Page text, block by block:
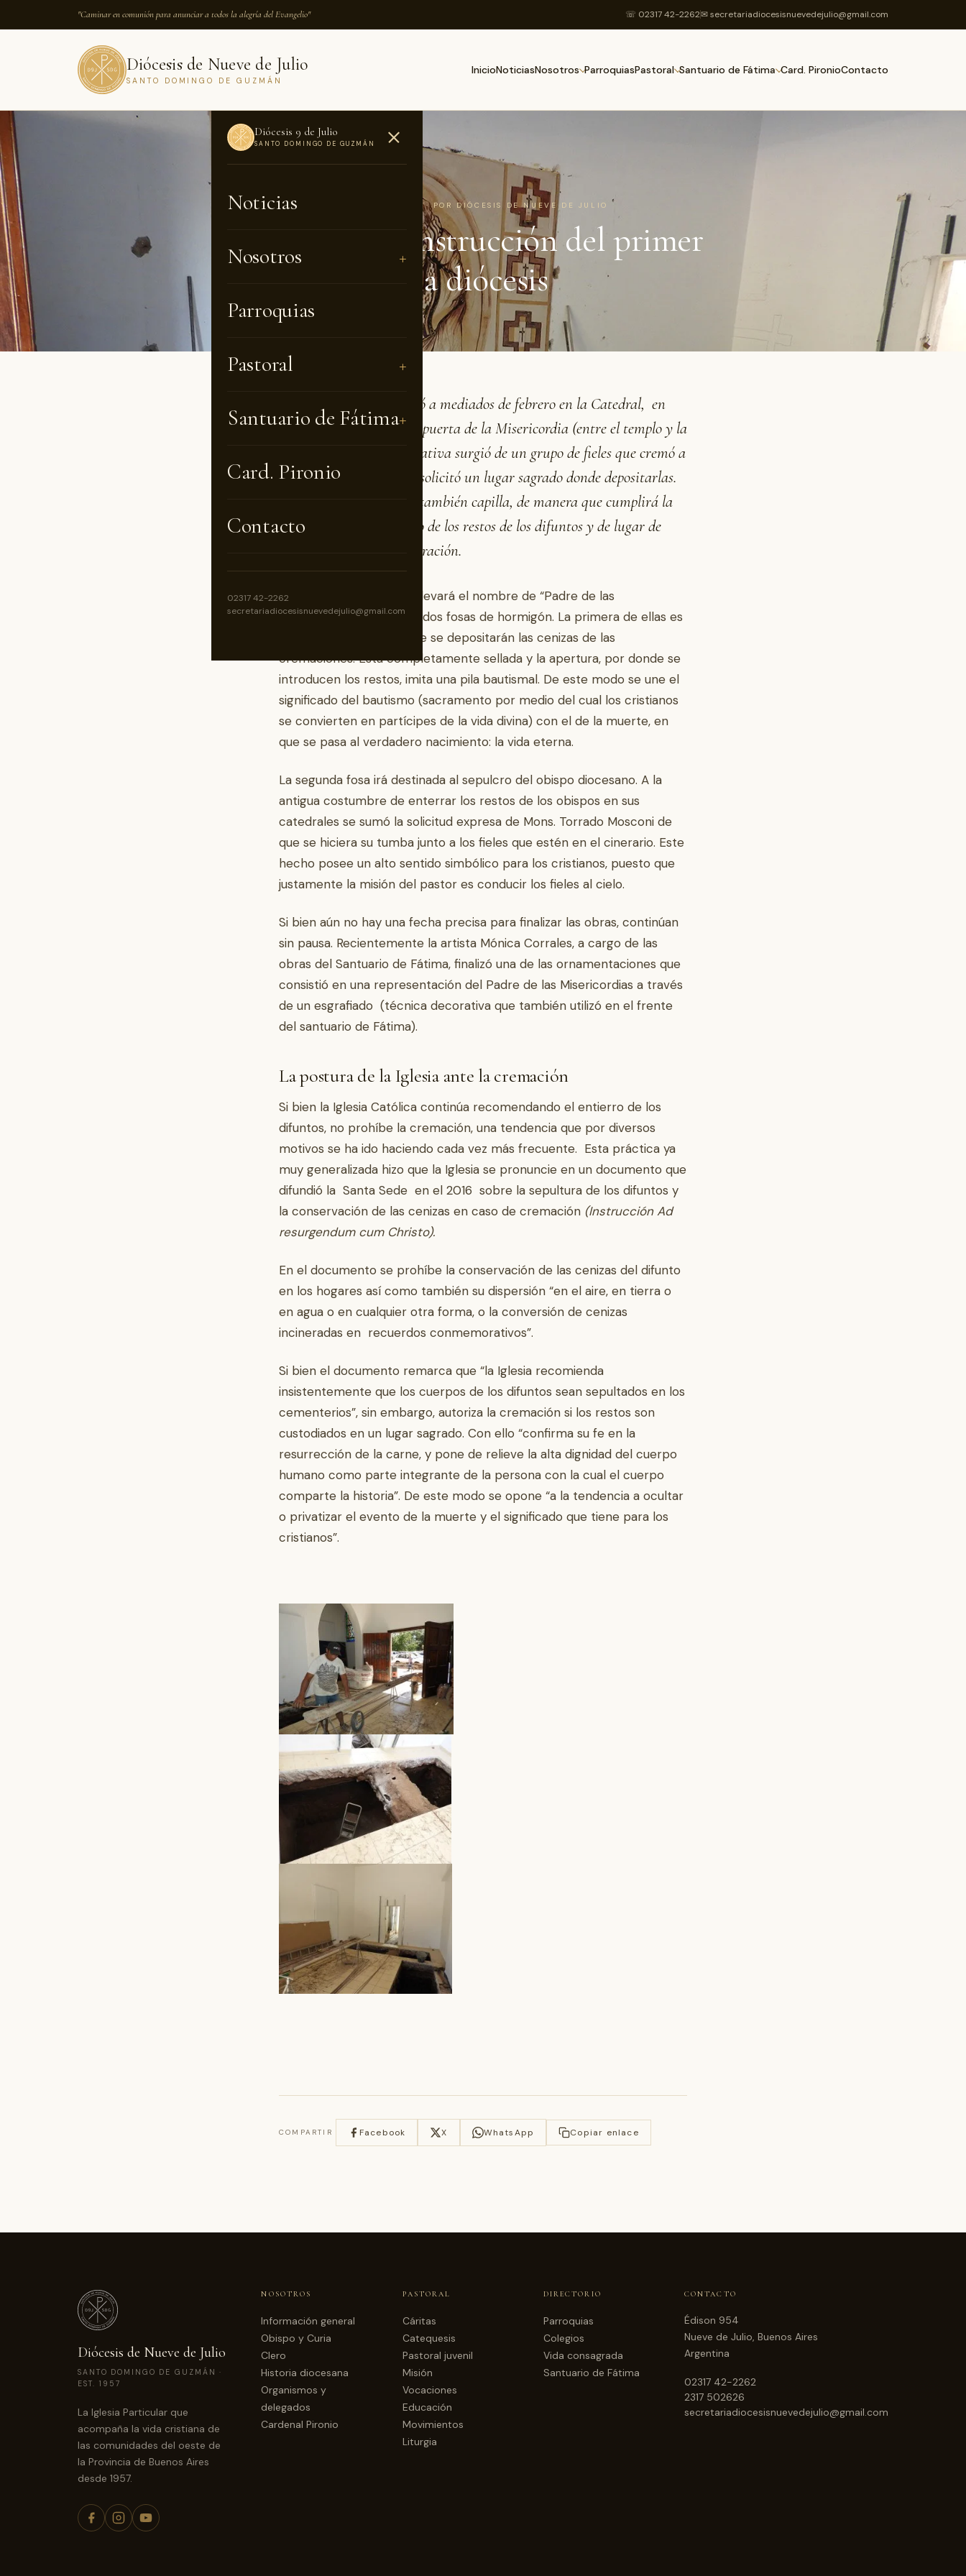
"Caminar en comunión para anunciar a todos la alegría del Evangelio" ☏ 02317 42-2262✉ secretariadiocesisnuevedejulio@gmail.com
Diócesis de Nueve de Julio
SANTO DOMINGO DE GUZMÁN
InicioNoticiasNosotros ParroquiasPastoral Santuario de Fátima Card. PironioContacto
Diócesis 9 de Julio
SANTO DOMINGO DE GUZMÁN
Noticias
Nosotros
Parroquias
Pastoral
Santuario de Fátima
Card. Pironio
Contacto
02317 42-2262
secretariadiocesisnuevedejulio@gmail.com
NOTICIAS · 08 DE MARZO DE 2018 · POR DIÓCESIS DE NUEVE DE JULIO
Avanza la construcción del primer
cinerario de la diócesis
Su construcción comenzó a mediados de febrero en la Catedral, en
donde estuvo ubicada la puerta de la Misericordia (entre el templo y la
municipalidad). La iniciativa surgió de un grupo de fieles que cremó a
sus seres queridos y que solicitó un lugar sagrado donde depositarlas.
El futuro cinerario será también capilla, de manera que cumplirá la
doble función de depósito de los restos de los difuntos y de lugar de
permanente de visita y oración.
La capilla-cinerario, que llevará el nombre de “Padre de las
Misericordias”, consta de dos fosas de hormigón. La primera de ellas es
una fosa común en donde se depositarán las cenizas de las
cremaciones. Está completamente sellada y la apertura, por donde se
introducen los restos, imita una pila bautismal. De este modo se une el
significado del bautismo (sacramento por medio del cual los cristianos
se convierten en partícipes de la vida divina) con el de la muerte, en
que se pasa al verdadero nacimiento: la vida eterna.
La segunda fosa irá destinada al sepulcro del obispo diocesano. A la
antigua costumbre de enterrar los restos de los obispos en sus
catedrales se sumó la solicitud expresa de Mons. Torrado Mosconi de
que se hiciera su tumba junto a los fieles que estén en el cinerario. Este
hecho posee un alto sentido simbólico para los cristianos, puesto que
justamente la misión del pastor es conducir los fieles al cielo.
Si bien aún no hay una fecha precisa para finalizar las obras, continúan
sin pausa. Recientemente la artista Mónica Corrales, a cargo de las
obras del Santuario de Fátima, finalizó una de las ornamentaciones que
consistió en una representación del Padre de las Misericordias a través
de un esgrafiado (técnica decorativa que también utilizó en el frente
del santuario de Fátima).
La postura de la Iglesia ante la cremación
Si bien la Iglesia Católica continúa recomendando el entierro de los
difuntos, no prohíbe la cremación, una tendencia que por diversos
motivos se ha ido haciendo cada vez más frecuente. Esta práctica ya
muy generalizada hizo que la Iglesia se pronuncie en un documento que
difundió la Santa Sede en el 2016 sobre la sepultura de los difuntos y
la conservación de las cenizas en caso de cremación (Instrucción Ad
resurgendum cum Christo).
En el documento se prohíbe la conservación de las cenizas del difunto
en los hogares así como también su dispersión “en el aire, en tierra o
en agua o en cualquier otra forma, o la conversión de cenizas
incineradas en recuerdos conmemorativos”.
Si bien el documento remarca que “la Iglesia recomienda
insistentemente que los cuerpos de los difuntos sean sepultados en los
cementerios”, sin embargo, autoriza la cremación si los restos son
custodiados en un lugar sagrado. Con ello “confirma su fe en la
resurrección de la carne, y pone de relieve la alta dignidad del cuerpo
humano como parte integrante de la persona con la cual el cuerpo
comparte la historia”. De este modo se opone “a la tendencia a ocultar
o privatizar el evento de la muerte y el significado que tiene para los
cristianos”.
COMPARTIR Facebook X WhatsApp Copiar enlace
Diócesis de Nueve de Julio
SANTO DOMINGO DE GUZMÁN ·
EST. 1957
La Iglesia Particular que
acompaña la vida cristiana de
las comunidades del oeste de
la Provincia de Buenos Aires
desde 1957.
NOSOTROS
Información general
Obispo y Curia
Clero
Historia diocesana
Organismos y
delegados
Cardenal Pironio
PASTORAL
Cáritas
Catequesis
Pastoral juvenil
Misión
Vocaciones
Educación
Movimientos
Liturgia
DIRECTORIO
Parroquias
Colegios
Vida consagrada
Santuario de Fátima
CONTACTO
Édison 954
Nueve de Julio, Buenos Aires
Argentina
02317 42-2262
2317 502626
secretariadiocesisnuevedejulio@gmail.com